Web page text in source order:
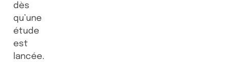
dès
qu’une
étude
est
lancée.